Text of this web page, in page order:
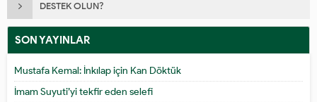
DESTEK OLUN?
SON YAYINLAR
Mustafa Kemal: İnkılap için Kan Döktük
İmam Suyuti’yi tekfir eden selefi